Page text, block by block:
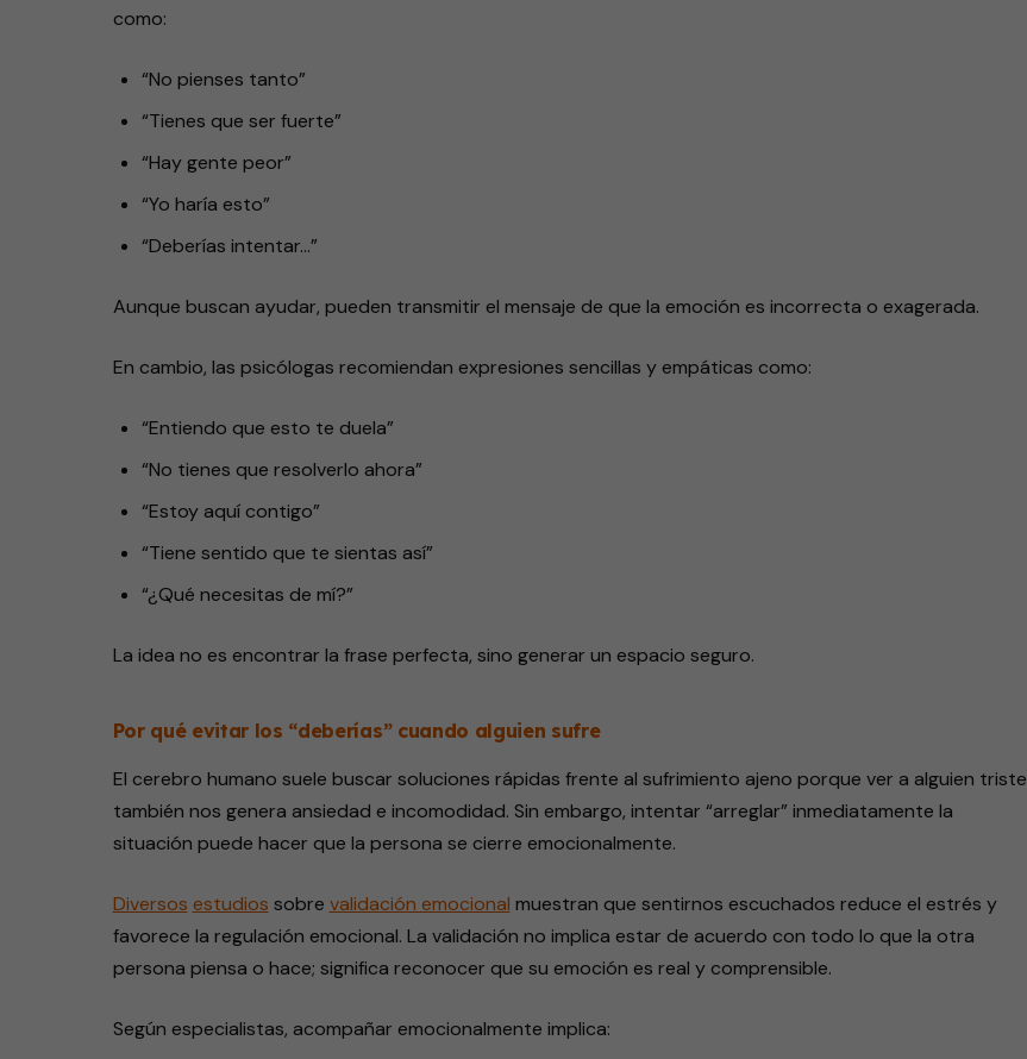
como:
“No pienses tanto”
“Tienes que ser fuerte”
“Hay gente peor”
“Yo haría esto”
“Deberías intentar…”
Aunque buscan ayudar, pueden transmitir el mensaje de que la emoción es incorrecta o exagerada.
En cambio, las psicólogas recomiendan expresiones sencillas y empáticas como:
“Entiendo que esto te duela”
“No tienes que resolverlo ahora”
“Estoy aquí contigo”
“Tiene sentido que te sientas así”
“¿Qué necesitas de mí?”
La idea no es encontrar la frase perfecta, sino generar un espacio seguro.
Por qué evitar los “deberías” cuando alguien sufre
El cerebro humano suele buscar soluciones rápidas frente al sufrimiento ajeno porque ver a alguien triste
también nos genera ansiedad e incomodidad. Sin embargo, intentar “arreglar” inmediatamente la
situación puede hacer que la persona se cierre emocionalmente.
Diversos estudios sobre validación emocional muestran que sentirnos escuchados reduce el estrés y
favorece la regulación emocional. La validación no implica estar de acuerdo con todo lo que la otra
persona piensa o hace; significa reconocer que su emoción es real y comprensible.
Según especialistas, acompañar emocionalmente implica: